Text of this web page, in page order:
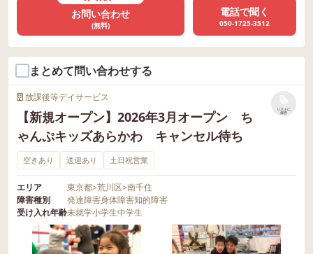
お問い合わせ
(無料)
電話で聞く
050-1725-3512
まとめて問い合わせする
放課後等デイサービス
【新規オープン】2026年3月オープン ち
ゃんぷキッズあらかわ キャンセル待ち
リストに
保存
空きあり 送迎あり 土日祝営業
エリア 東京都>荒川区>南千住
障害種別
発達障害身体障害知的障害
受け入れ年齢未就学小学生中学生